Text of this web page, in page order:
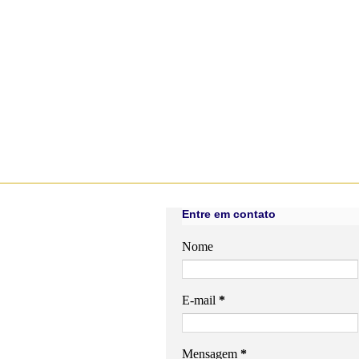
Entre em contato
Nome
E-mail *
Mensagem *